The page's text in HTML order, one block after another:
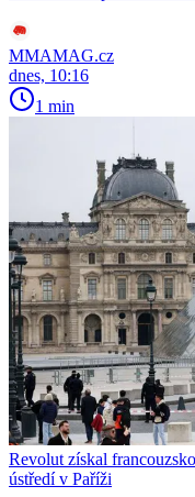
MMAMAG.cz
dnes, 10:16
1 min
Revolut získal
ústředí v Paříži